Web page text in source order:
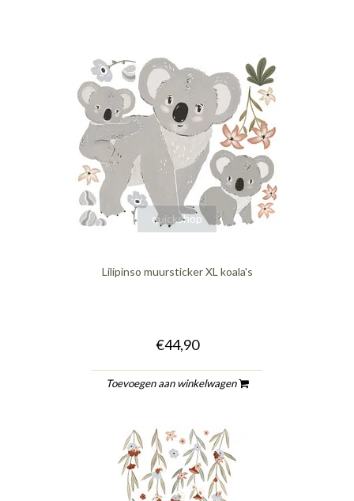
quickshop
Lilipinso muursticker XL koala's
€44,90
Toevoegen aan winkelwagen